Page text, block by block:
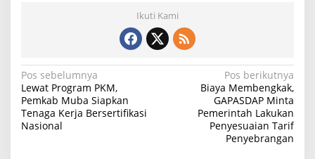
Ikuti Kami
N
a
v
Pos sebelumnya
Lewat Program PKM,
Pemkab Muba Siapkan
Tenaga Kerja Bersertifikasi
Nasional
Pos berikutnya
Biaya Membengkak,
GAPASDAP Minta
Pemerintah Lakukan
Penyesuaian Tarif
Penyebrangan